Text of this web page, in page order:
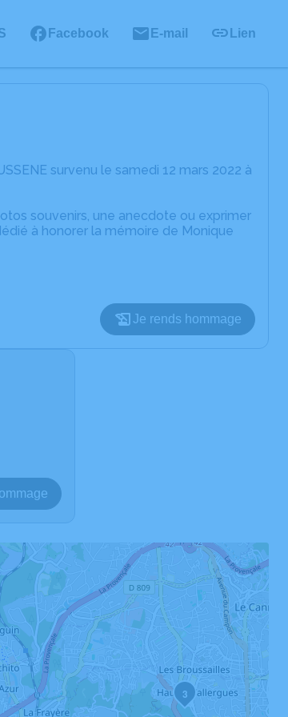
Facebook E-mail Lien
survenu le samedi 12 mars 2022 à
souvenirs, une anecdote ou exprimer
à honorer la mémoire de Monique
Je rends hommage
3